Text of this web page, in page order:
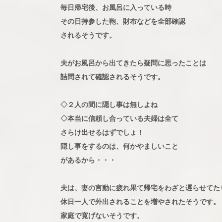
毎日帰宅後、お風呂に入っている時
その日持参した鞄、財布などを全部確認
されるそうです。
夫がお風呂から出てきたら疑問に思ったことは
詰問されて確認されるそうです。
◇２人の間に隠し事は無しよね
◇本当に信頼し合っている夫婦は全て
さらけ出せるはずでしょ！
隠し事をするのは、何かやましいこと
があるから・・・
夫は、妻の言動に疲れ果て帰宅をわざと遅らせてた
休日一人で外出されることを増やされたそうです。
家庭で寛げないそうです。